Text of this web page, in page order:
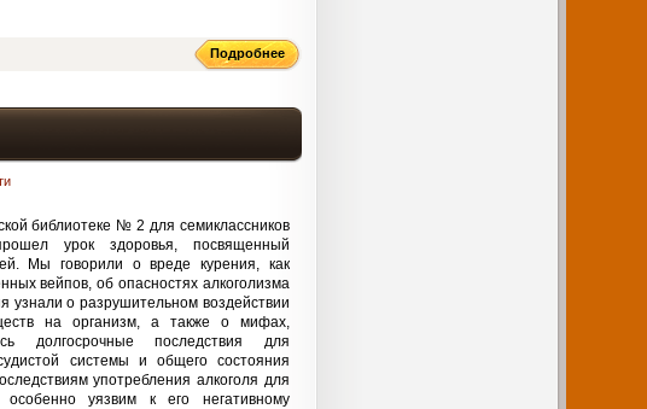
Подробнее
библиотеке № 2 для семиклассников
урок здоровья, посвященный
Мы говорили о вреде курения, как
вейпов, об опасностях алкоголизма
узнали о разрушительном воздействии
на организм, а также о мифах,
долгосрочные последствия для
системы и общего состояния
употребления алкоголя для
особенно уязвим к его негативному